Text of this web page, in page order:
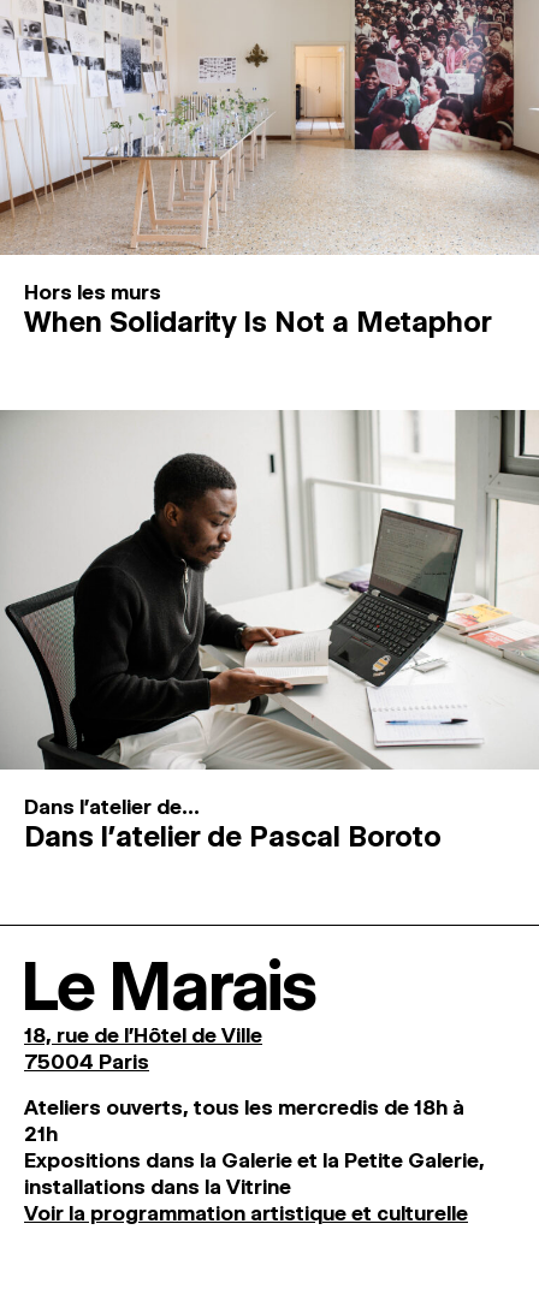
Hors les murs
When Solidarity Is Not a Metaphor
Dans l'atelier de...
Dans l’atelier de Pascal Boroto
Le Marais
18, rue de l'Hôtel de Ville
75004 Paris
Ateliers ouverts, tous les mercredis de 18h à
21h
Expositions dans la Galerie et la Petite Galerie,
installations dans la Vitrine
Voir la programmation artistique et culturelle